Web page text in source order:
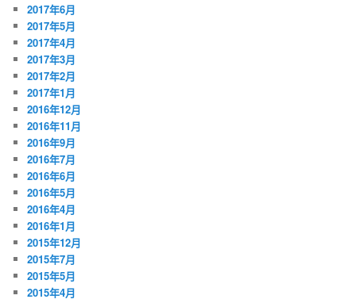
2017年6月
2017年5月
2017年4月
2017年3月
2017年2月
2017年1月
2016年12月
2016年11月
2016年9月
2016年7月
2016年6月
2016年5月
2016年4月
2016年1月
2015年12月
2015年7月
2015年5月
2015年4月